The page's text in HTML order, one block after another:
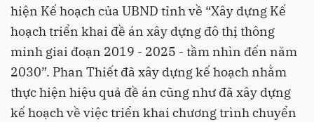
hiện Kế hoạch của UBND tỉnh về “Xây dựng Kế
hoạch triển khai đề án xây dựng đô thị thông
minh giai đoạn 2019 - 2025 - tầm nhìn đến năm
2030”. Phan Thiết đã xây dựng kế hoạch nhằm
thực hiện hiệu quả đề án cũng như đã xây dựng
kế hoạch về việc triển khai chương trình chuyển